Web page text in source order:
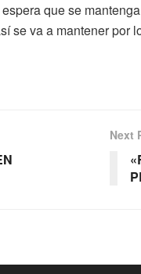
que se
se va a mantener por
Next